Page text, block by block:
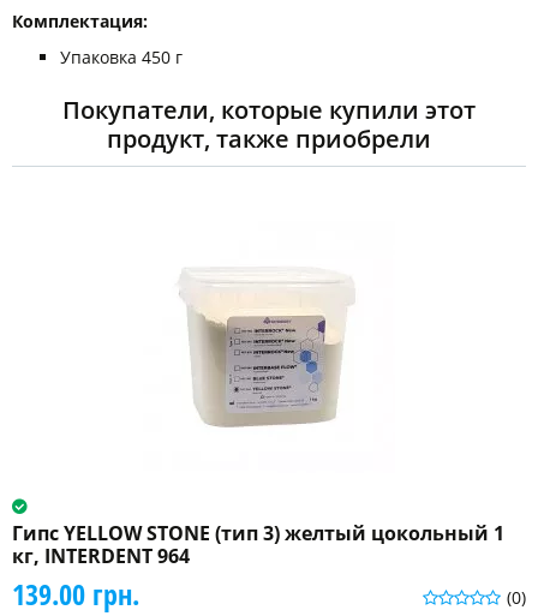
Комплектация:
Упаковка 450 г
Покупатели, которые купили этот
продукт, также приобрели
Гипс YELLOW STONE (тип 3) желтый цокольный 1
кг, INTERDENT 964
(0)
139.00 грн.